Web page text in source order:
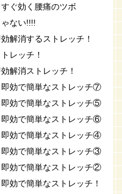
すぐ効く腰痛のツボ
ない!!!!
解消するストレッチ！
レッチ！
解消ストレッチ！
効で簡単なストレッチ⑦
効で簡単なストレッチ⑤
効で簡単なストレッチ⑥
効で簡単なストレッチ④
効で簡単なストレッチ③
効で簡単なストレッチ②
効で簡単なストレッチ！